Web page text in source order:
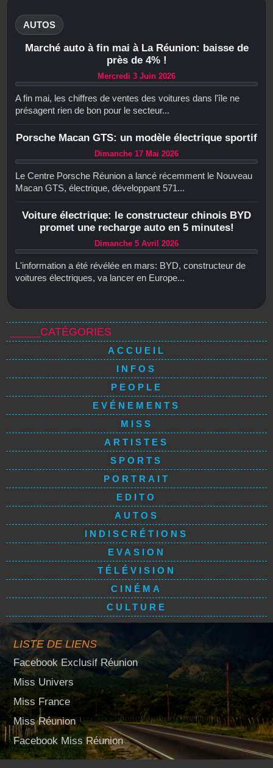
AUTOS
Marché auto à fin mai à La Réunion: baisse de
près de 4% !
Mercredi 3 Juin 2026
A fin mai, les chiffres de ventes des voitures dans l'île ne
présagent rien de bon pour le secteur...
Porsche Macan GTS: un modèle électrique sportif
Dimanche 17 Mai 2026
Le Centre Porsche Réunion a lancé récemment le Nouveau
Macan GTS, électrique, développant 571...
Voiture électrique: le constructeur chinois BYD
promet une recharge auto en 5 minutes!
Dimanche 5 Avril 2026
L'information a été révélée en mars: BYD, constructeur de
voitures électriques, va lancer en Europe...
_____CATÉGORIES
ACCUEIL
INFOS
PEOPLE
EVÉNEMENTS
MISS
ARTISTES
SPORTS
PORTRAIT
EDITO
AUTOS
INDISCRÉTIONS
EVASION
TÉLÉVISION
CINÉMA
CULTURE
LISTE DE LIENS
Facebook Exclusif Réunion
Miss Univers
Miss France
Miss Réunion
Facebook Miss Réunion